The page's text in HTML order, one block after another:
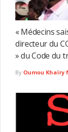
« Médecins
directeur du
» du Code du
By Oumou Khaïry